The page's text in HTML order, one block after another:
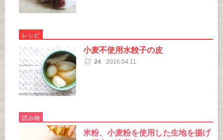
レシピ
小麦不使用水餃子の皮
24 2016.04.11
読み物
米粉、小麦粉を使用した生地を揚げ